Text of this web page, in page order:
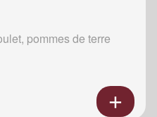
pommes de terre